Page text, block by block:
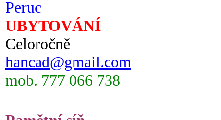
Peruc
UBYTOVÁNÍ
Celoročně
hancad@gmail.com
mob. 777 066 738